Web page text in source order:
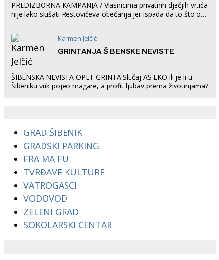
PREDIZBORNA KAMPANJA / Vlasnicima privatnih dječjih vrtića
nije lako slušati Restovićeva obećanja jer ispada da to što oni
Karmen Jelčić
GRINTANJA ŠIBENSKE NEVISTE
ŠIBENSKA NEVISTA OPET GRINTA:Slučaj AS EKO ili je li u
Šibeniku vuk pojeo magare, a profit ljubav prema životinjama?
GRAD ŠIBENIK
GRADSKI PARKING
FRA MA FU
TVRĐAVE KULTURE
VATROGASCI
VODOVOD
ZELENI GRAD
SOKOLARSKI CENTAR